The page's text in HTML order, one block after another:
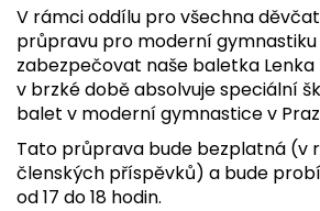
V rámci oddílu pro všechna
průpravu pro moderní
zabezpečovat naše baletka Lenka
v brzké době absolvuje speciální
balet v moderní gymnastice v
Tato průprava bude bezplatná (v
členských příspěvků) a bude
od 17 do 18 hodin.